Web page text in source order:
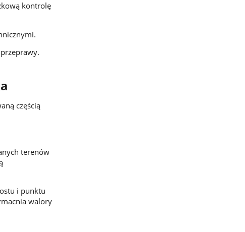
kontrolę
częścią
terenów
i punktu
walory